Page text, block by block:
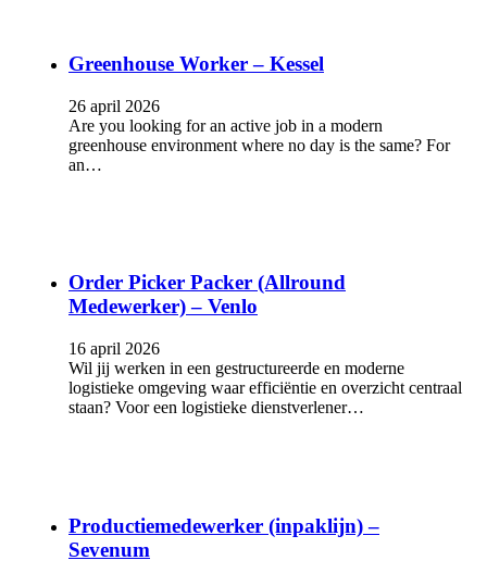
Greenhouse Worker – Kessel
26 april 2026
Are you looking for an active job in a modern
greenhouse environment where no day is the same? For
an…
Order Picker Packer (Allround
Medewerker) – Venlo
16 april 2026
Wil jij werken in een gestructureerde en moderne
logistieke omgeving waar efficiëntie en overzicht centraal
staan? Voor een logistieke dienstverlener…
Productiemedewerker (inpaklijn) –
Sevenum